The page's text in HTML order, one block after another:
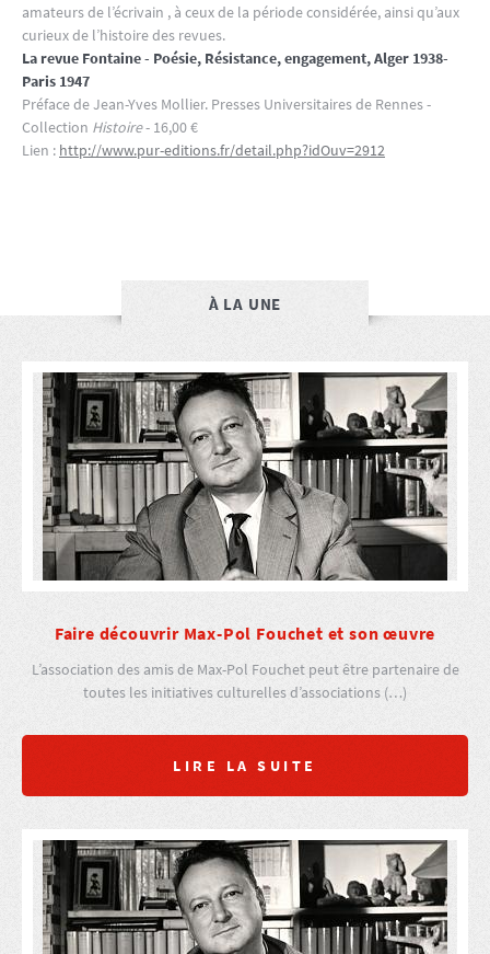
amateurs de l’écrivain , à ceux de la période considérée, ainsi qu’aux
curieux de l’histoire des revues.
La revue Fontaine - Poésie, Résistance, engagement, Alger 1938-
Paris 1947
Préface de Jean-Yves Mollier. Presses Universitaires de Rennes -
Collection Histoire- 16,00 €
Lien : http://www.pur-editions.fr/detail.php?idOuv=2912
À LA UNE
Faire découvrir Max-Pol Fouchet et son œuvre
L’association des amis de Max-Pol Fouchet peut être partenaire de
toutes les initiatives culturelles d’associations (…)
LIRE LA SUITE